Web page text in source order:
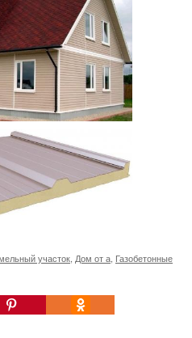
участок Дом от а Газобетонные